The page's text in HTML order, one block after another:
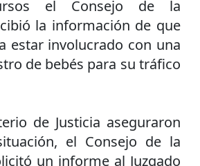
el Consejo de la
la información de que
estar involucrado con una
de bebés para su tráfico
de Justicia aseguraron
el Consejo de la
un informe al Juzgado